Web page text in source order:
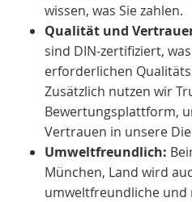
wissen, was Sie zahlen.
Qualität und
sind DIN-zertifiziert,
erforderlichen
Zusätzlich nutzen wir
Bewertungsplattform,
Vertrauen in unsere
Umweltfreundlich:
München, Land wird
umweltfreundliche und